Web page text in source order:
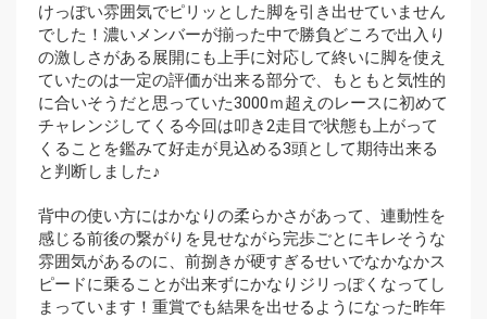
けっぽい雰囲気でピリッとした脚を引き出せていません
でした！濃いメンバーが揃った中で勝負どころで出入り
の激しさがある展開にも上手に対応して終いに脚を使え
ていたのは一定の評価が出来る部分で、もともと気性的
に合いそうだと思っていた3000ｍ超えのレースに初めて
チャレンジしてくる今回は叩き2走目で状態も上がって
くることを鑑みて好走が見込める3頭として期待出来る
と判断しました♪
背中の使い方にはかなりの柔らかさがあって、連動性を
感じる前後の繋がりを見せながら完歩ごとにキレそうな
雰囲気があるのに、前捌きが硬すぎるせいでなかなかス
ピードに乗ることが出来ずにかなりジリっぽくなってし
まっています！重賞でも結果を出せるようになった昨年